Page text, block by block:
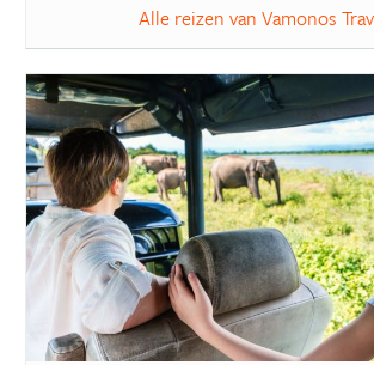
Alle reizen van Vamonos